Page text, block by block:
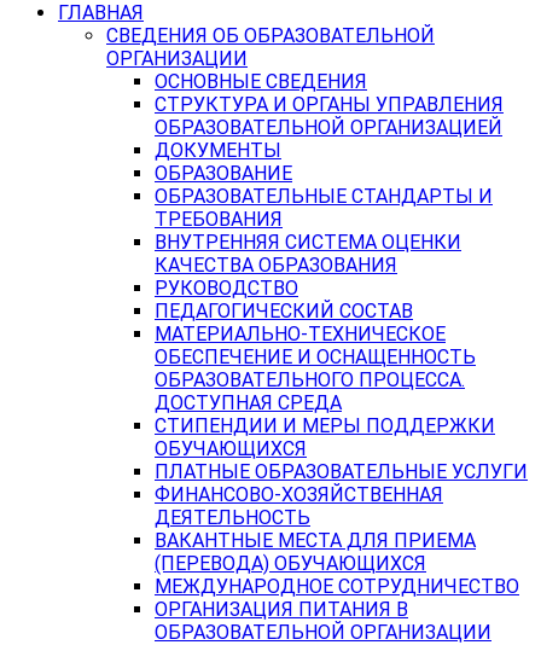
ГЛАВНАЯ
СВЕДЕНИЯ ОБ ОБРАЗОВАТЕЛЬНОЙ
ОРГАНИЗАЦИИ
ОСНОВНЫЕ СВЕДЕНИЯ
СТРУКТУРА И ОРГАНЫ УПРАВЛЕНИЯ
ОБРАЗОВАТЕЛЬНОЙ ОРГАНИЗАЦИЕЙ
ДОКУМЕНТЫ
ОБРАЗОВАНИЕ
ОБРАЗОВАТЕЛЬНЫЕ СТАНДАРТЫ И
ТРЕБОВАНИЯ
ВНУТРЕННЯЯ СИСТЕМА ОЦЕНКИ
КАЧЕСТВА ОБРАЗОВАНИЯ
РУКОВОДСТВО
ПЕДАГОГИЧЕСКИЙ СОСТАВ
МАТЕРИАЛЬНО-ТЕХНИЧЕСКОЕ
ОБЕСПЕЧЕНИЕ И ОСНАЩЕННОСТЬ
ОБРАЗОВАТЕЛЬНОГО ПРОЦЕССА.
ДОСТУПНАЯ СРЕДА
СТИПЕНДИИ И МЕРЫ ПОДДЕРЖКИ
ОБУЧАЮЩИХСЯ
ПЛАТНЫЕ ОБРАЗОВАТЕЛЬНЫЕ УСЛУГИ
ФИНАНСОВО-ХОЗЯЙСТВЕННАЯ
ДЕЯТЕЛЬНОСТЬ
ВАКАНТНЫЕ МЕСТА ДЛЯ ПРИЕМА
(ПЕРЕВОДА) ОБУЧАЮЩИХСЯ
МЕЖДУНАРОДНОЕ СОТРУДНИЧЕСТВО
ОРГАНИЗАЦИЯ ПИТАНИЯ В
ОБРАЗОВАТЕЛЬНОЙ ОРГАНИЗАЦИИ